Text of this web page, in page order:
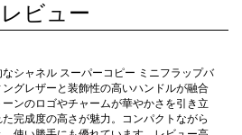
レビュー
シャネル スーパーコピー ミニフラップバ
グレザーと装飾性の高いハンドルが融合
ンのロゴやチャームが華やかさを引き立
完成度の高さが魅力。コンパクトながら